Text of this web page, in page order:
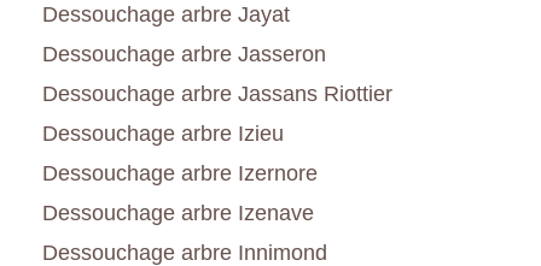
Dessouchage arbre Jayat
Dessouchage arbre Jasseron
Dessouchage arbre Jassans Riottier
Dessouchage arbre Izieu
Dessouchage arbre Izernore
Dessouchage arbre Izenave
Dessouchage arbre Innimond